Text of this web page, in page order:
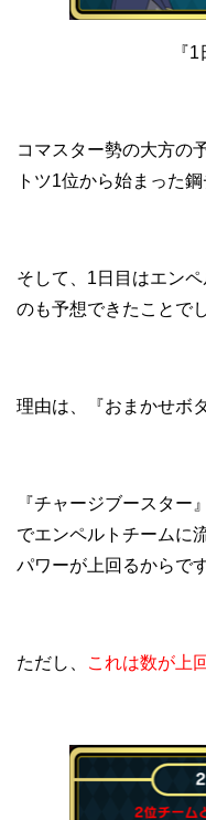
『
コマスター勢の大方の
トツ1位から始まった
そして、1日目はエン
のも予想できたことで
理由は、『おまかせボ
『チャージブースター
でエンペルトチームに
パワーが上回るからです
ただし、 これは数が上